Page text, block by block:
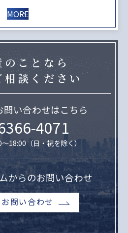
MORE
のことなら
相談ください
問い合わせはこちら
4071
18:00（日・祝を除く）
からのお問い合わせ
お問い合わせ